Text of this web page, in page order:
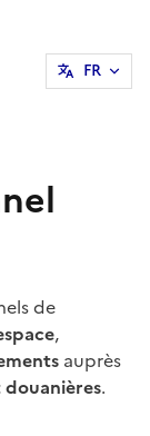
FR
de
,
auprès
douanières.